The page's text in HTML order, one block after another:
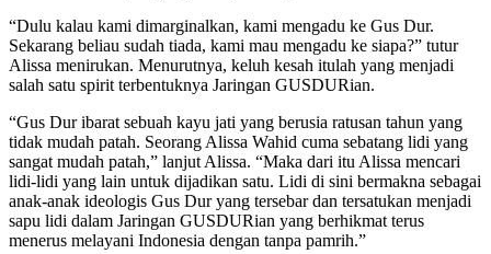
“Dulu kalau kami dimarginalkan, kami mengadu ke Gus Dur.
Sekarang beliau sudah tiada, kami mau mengadu ke siapa?” tutur
Alissa menirukan. Menurutnya, keluh kesah itulah yang menjadi
salah satu spirit terbentuknya Jaringan GUSDURian.
“Gus Dur ibarat sebuah kayu jati yang berusia ratusan tahun yang
tidak mudah patah. Seorang Alissa Wahid cuma sebatang lidi yang
sangat mudah patah,” lanjut Alissa. “Maka dari itu Alissa mencari
lidi-lidi yang lain untuk dijadikan satu. Lidi di sini bermakna sebagai
anak-anak ideologis Gus Dur yang tersebar dan tersatukan menjadi
sapu lidi dalam Jaringan GUSDURian yang berhikmat terus
menerus melayani Indonesia dengan tanpa pamrih.”